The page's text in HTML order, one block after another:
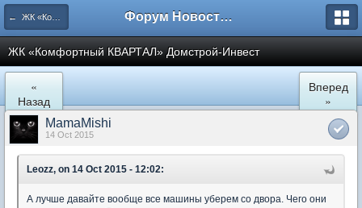
← ЖК «Комфортный КВАРТАЛ» Форум Новостройки
ЖК «Комфортный КВАРТАЛ» Домстрой-Инвест
«
Назад
Вперед
»
MamaMishi
14 Oct 2015
Leozz, on 14 Oct 2015 - 12:02:
А лучше давайте вообще все машины уберем со двора. Чего они